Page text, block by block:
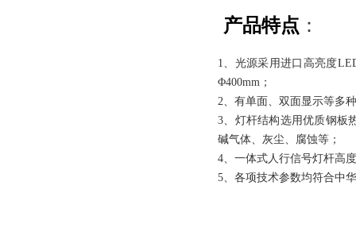
产品特点 ：
1、光源采用进口高亮度
Φ400mm；
2、有单面、双面显示等多
3、灯杆结构选用优质钢板
碱气体、灰尘、腐蚀等；
4、一体式人行信号灯杆高
5、各项技术参数均符合中